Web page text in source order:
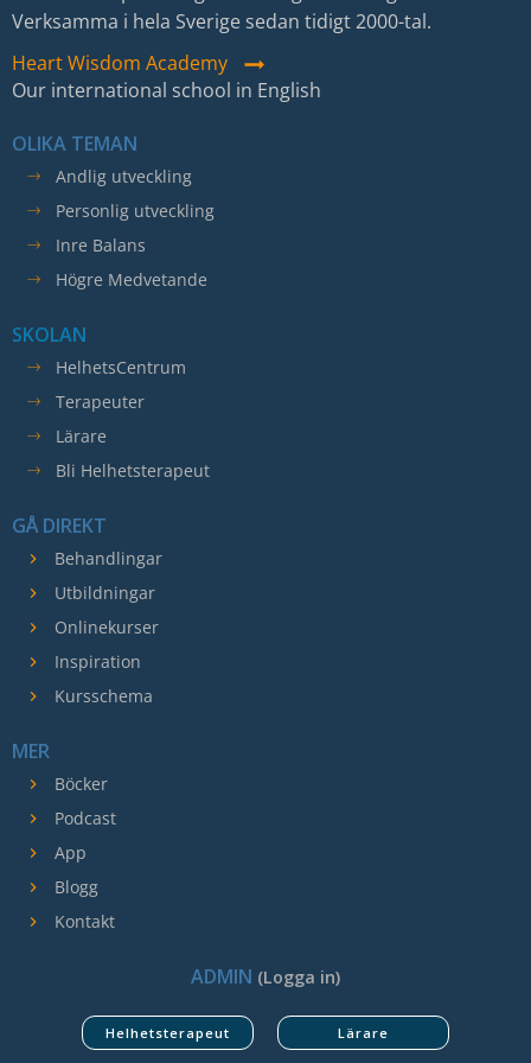
Verksamma i hela Sverige sedan tidigt 2000-tal.
Heart Wisdom Academy
Our international school in English
OLIKA TEMAN
Andlig utveckling
Personlig utveckling
Inre Balans
Högre Medvetande
SKOLAN
HelhetsCentrum
Terapeuter
Lärare
Bli Helhetsterapeut
GÅ DIREKT
Behandlingar
Utbildningar
Onlinekurser
Inspiration
Kursschema
MER
Böcker
Podcast
App
Blogg
Kontakt
ADMIN (Logga in)
Helhetsterapeut Lärare